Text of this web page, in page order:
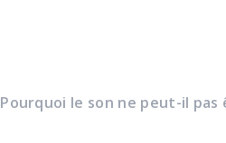
Pourquoi le son ne peut-il